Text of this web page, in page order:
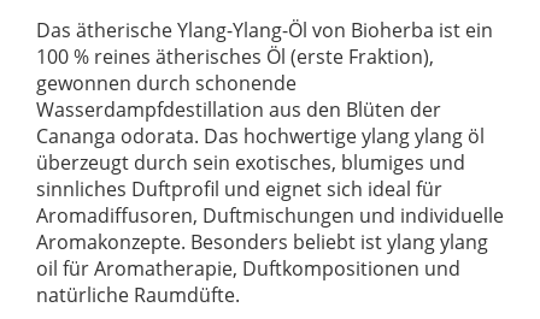
Das ätherische Ylang-Ylang-Öl von Bioherba ist ein
100 % reines ätherisches Öl (erste Fraktion),
gewonnen durch schonende
Wasserdampfdestillation aus den Blüten der
Cananga odorata. Das hochwertige ylang ylang öl
überzeugt durch sein exotisches, blumiges und
sinnliches Duftprofil und eignet sich ideal für
Aromadiffusoren, Duftmischungen und individuelle
Aromakonzepte. Besonders beliebt ist ylang ylang
oil für Aromatherapie, Duftkompositionen und
natürliche Raumdüfte.